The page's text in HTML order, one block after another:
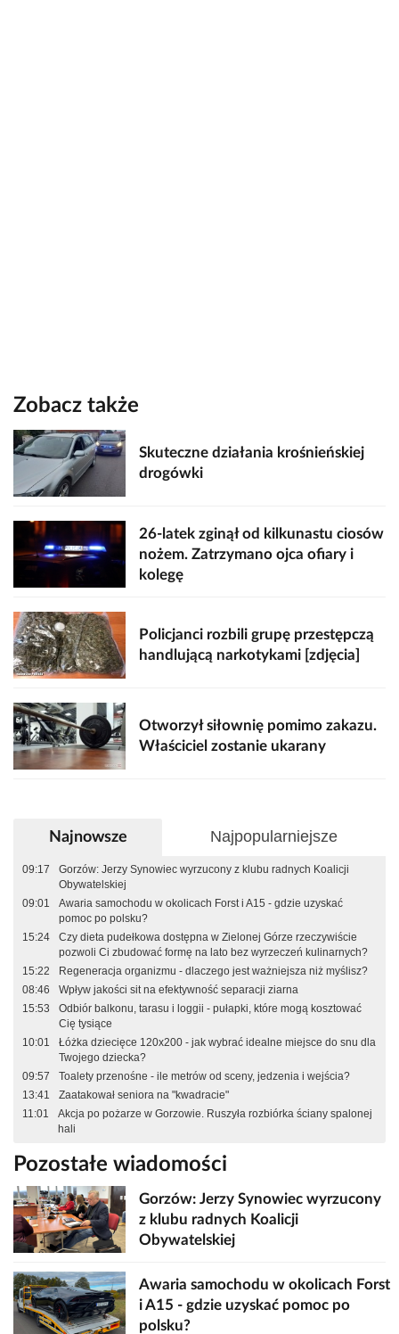
Zobacz także
Skuteczne działania krośnieńskiej
drogówki
26-latek zginął od kilkunastu ciosów
nożem. Zatrzymano ojca ofiary i
kolegę
Policjanci rozbili grupę przestępczą
handlującą narkotykami [zdjęcia]
Otworzył siłownię pomimo zakazu.
Właściciel zostanie ukarany
Najnowsze Najpopularniejsze
09:17
Gorzów: Jerzy Synowiec wyrzucony z klubu radnych Koalicji
Obywatelskiej
09:01
Awaria samochodu w okolicach Forst i A15 - gdzie uzyskać
pomoc po polsku?
15:24
Czy dieta pudełkowa dostępna w Zielonej Górze rzeczywiście
pozwoli Ci zbudować formę na lato bez wyrzeczeń kulinarnych?
15:22
Regeneracja organizmu - dlaczego jest ważniejsza niż myślisz?
08:46
Wpływ jakości sit na efektywność separacji ziarna
15:53
Odbiór balkonu, tarasu i loggii - pułapki, które mogą kosztować
Cię tysiące
10:01
Łóżka dziecięce 120x200 - jak wybrać idealne miejsce do snu dla
Twojego dziecka?
09:57
Toalety przenośne - ile metrów od sceny, jedzenia i wejścia?
13:41
Zaatakował seniora na "kwadracie"
11:01
Akcja po pożarze w Gorzowie. Ruszyła rozbiórka ściany spalonej
hali
Pozostałe wiadomości
Gorzów: Jerzy Synowiec wyrzucony
z klubu radnych Koalicji
Obywatelskiej
Awaria samochodu w okolicach Forst
i A15 - gdzie uzyskać pomoc po
polsku?